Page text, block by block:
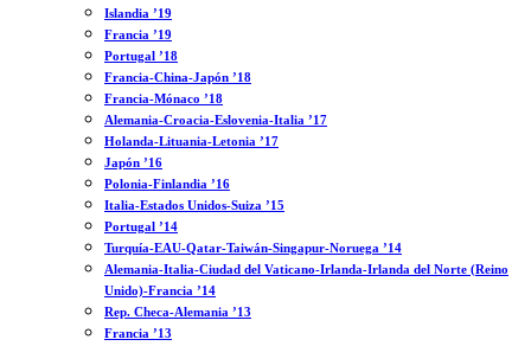
Islandia ’19
Francia ’19
Portugal ’18
Francia-China-Japón ’18
Francia-Mónaco ’18
Alemania-Croacia-Eslovenia-Italia ’17
Holanda-Lituania-Letonia ’17
Japón ’16
Polonia-Finlandia ’16
Italia-Estados Unidos-Suiza ’15
Portugal ’14
Turquía-EAU-Qatar-Taiwán-Singapur-Noruega ’14
Alemania-Italia-Ciudad del Vaticano-Irlanda-Irlanda del Norte (Reino
Unido)-Francia ’14
Rep. Checa-Alemania ’13
Francia ’13